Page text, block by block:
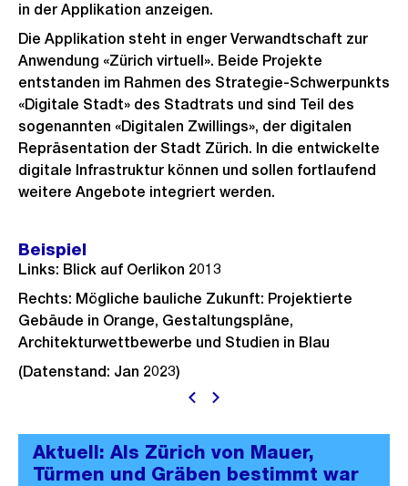
in der Applikation anzeigen.
Die Applikation steht in enger Verwandtschaft zur
Anwendung «Zürich virtuell». Beide Projekte
entstanden im Rahmen des Strategie-Schwerpunkts
«Digitale Stadt» des Stadtrats und sind Teil des
sogenannten «Digitalen Zwillings», der digitalen
Repräsentation der Stadt Zürich. In die entwickelte
digitale Infrastruktur können und sollen fortlaufend
weitere Angebote integriert werden.
Beispiel
Links: Blick auf Oerlikon 2013
Rechts: Mögliche bauliche Zukunft: Projektierte
Gebäude in Orange, Gestaltungspläne,
Architekturwettbewerbe und Studien in Blau
(Datenstand: Jan 2023)
Aktuell: Als Zürich von Mauer,
Türmen und Gräben bestimmt war